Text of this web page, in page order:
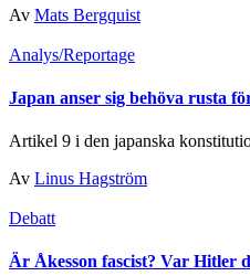
Av Mats Bergquist
Analys/Reportage
Japan anser sig behöva rusta
Artikel 9 i den japanska
Av Linus Hagström
Debatt
Är Åkesson fascist? Var Hitler